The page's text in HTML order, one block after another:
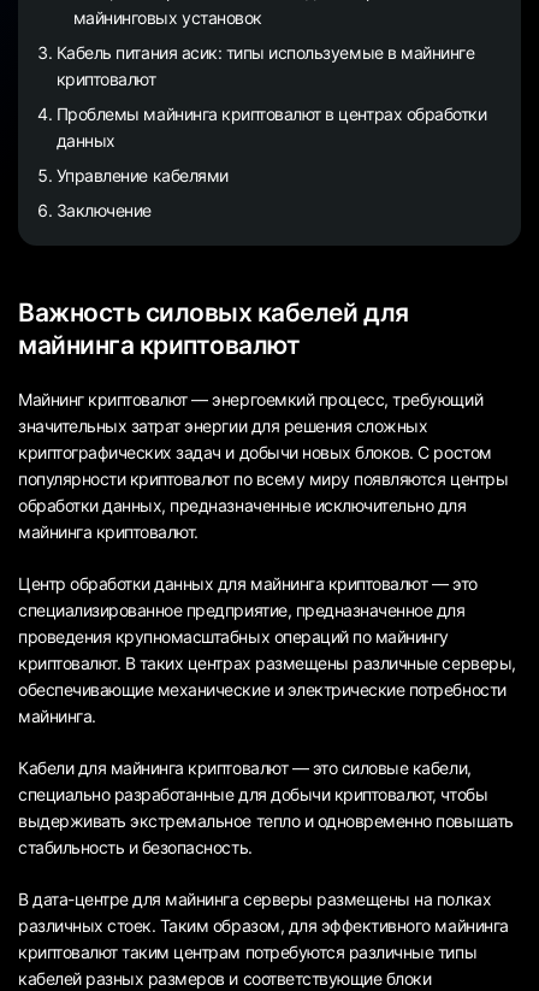
майнинговых установок
Кабель питания асик: типы используемые в майнинге
криптовалют
Проблемы майнинга криптовалют в центрах обработки
данных
Управление кабелями
Заключение
Важность силовых кабелей для
майнинга криптовалют
Майнинг криптовалют — энергоемкий процесс, требующий
значительных затрат энергии для решения сложных
криптографических задач и добычи новых блоков. С ростом
популярности криптовалют по всему миру появляются центры
обработки данных, предназначенные исключительно для
майнинга криптовалют.
Центр обработки данных для майнинга криптовалют — это
специализированное предприятие, предназначенное для
проведения крупномасштабных операций по майнингу
криптовалют. В таких центрах размещены различные серверы,
обеспечивающие механические и электрические потребности
майнинга.
Кабели для майнинга криптовалют — это силовые кабели,
специально разработанные для добычи криптовалют, чтобы
выдерживать экстремальное тепло и одновременно повышать
стабильность и безопасность.
В дата-центре для майнинга серверы размещены на полках
различных стоек. Таким образом, для эффективного майнинга
криптовалют таким центрам потребуются различные типы
кабелей разных размеров и соответствующие блоки